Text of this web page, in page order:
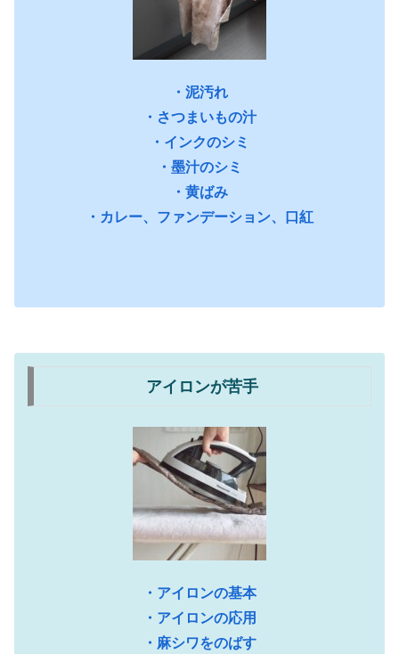
・泥汚れ
・さつまいもの汁
・インクのシミ
・墨汁のシミ
・黄ばみ
・カレー、ファンデーション、口紅
アイロンが苦手
・アイロンの基本
・アイロンの応用
・麻シワをのばす